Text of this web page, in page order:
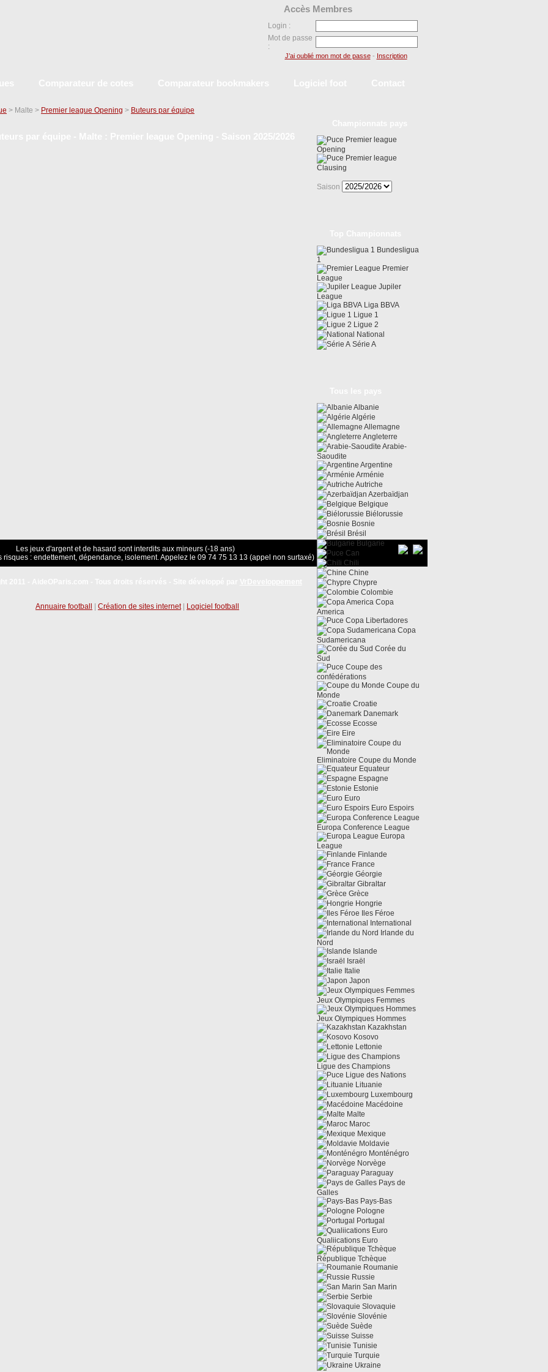
> Malte > Premier league Opening > Buteurs par équipe
Premier league
Opening
Premier league
Clausing
Saison
Bundesligua
1
Premier
League
Jupiler
League
Liga BBVA
Ligue 1
Ligue 2
National
Série A
Albanie
Algérie
Allemagne
Angleterre
Arabie-
Saoudite
Argentine
Arménie
Autriche
Azerbaïdjan
Belgique
Biélorussie
Bosnie
Brésil
Bulgarie
Can
Chili
Chine
Chypre
Colombie
Copa
America
Copa Libertadores
Copa
Sudamericana
Corée du
Sud
Coupe des
confédérations
Coupe du
Monde
Croatie
Danemark
Ecosse
Eire
Eliminatoire Coupe du Monde
Equateur
Espagne
Estonie
Euro
Euro Espoirs
Europa Conference League
Europa
League
Finlande
France
Géorgie
Gibraltar
Grèce
Hongrie
Iles Féroe
International
Irlande du
Nord
Islande
Israël
Italie
Japon
Jeux Olympiques Femmes
Jeux Olympiques Hommes
Kazakhstan
Kosovo
Lettonie
Ligue des Champions
Ligue des Nations
Lituanie
Luxembourg
Macédoine
Malte
Maroc
Mexique
Moldavie
Monténégro
Norvège
Paraguay
Pays de
Galles
Pays-Bas
Pologne
Portugal
Qualiications Euro
République Tchèque
Roumanie
Russie
San Marin
Serbie
Slovaquie
Slovénie
Suède
Suisse
Tunisie
Turquie
Ukraine
Les jeux d'argent et de hasard sont interdits aux mineurs (-18 ans)
risques : endettement, dépendance, isolement. Appelez le 09 74 75 13 13 (appel non surtaxé)
Annuaire football Création de sites internet| Logiciel football
Accès Membres
Login :
Mot de passe
:
J’ai oublié mon mot de passe- Inscription